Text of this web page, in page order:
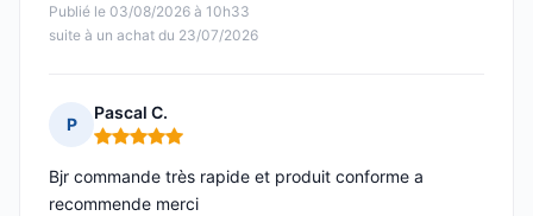
Publié le 03/08/2026 à 10h33
suite à un achat du 23/07/2026
P
Pascal C.
Note : 5 sur 5
Bjr commande très rapide et produit conforme a
recommende merci